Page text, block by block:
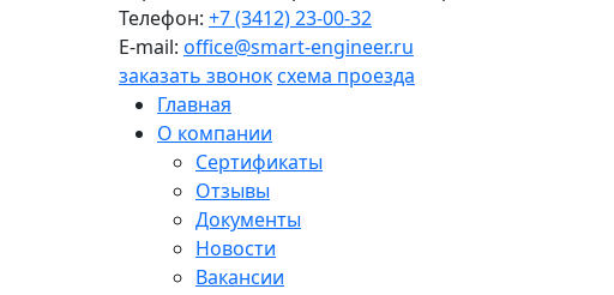
Телефон: +7 (3412) 23-00-32
E-mail: office@smart-engineer.ru
заказать звоноксхема проезда
Главная
О компании
Сертификаты
Отзывы
Документы
Новости
Вакансии